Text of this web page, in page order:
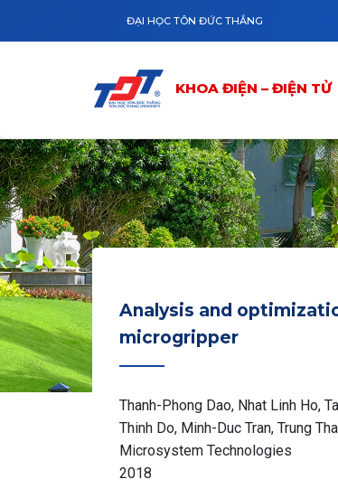
KHOA ĐIỆN – ĐIỆN TỬ
ĐẠI HỌC TÔN ĐỨC THẮNG
KHOA ĐIỆN – ĐIỆN TỬ
Analysis and
microgripper
Thanh-Phong Dao, Nhat Linh Ho,
Thinh Do, Minh-Duc Tran, Trung
Microsystem Technologies
2018